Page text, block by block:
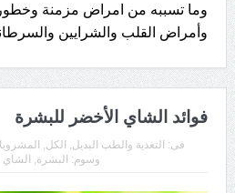
وما تسببه من امراض مزمنة
وأمراض القلب والشرايين
فوائد الشاي الأخضر للبشرة
فى: التغذية والطب البديل, الكل,
وسوم: البشرة, الشاي